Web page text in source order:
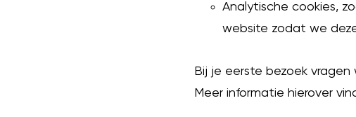
Analytische cookies,
website zodat we
Bij je eerste bezoek
Meer informatie hierover